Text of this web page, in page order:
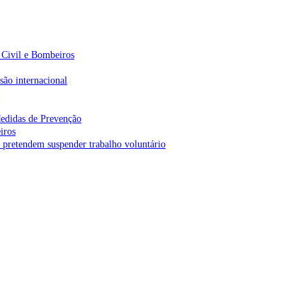
Civil e Bombeiros
internacional
de Prevenção
suspender trabalho voluntário